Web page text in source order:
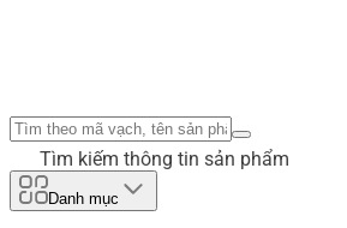
Tìm kiếm thông tin sản phẩm
Danh mục